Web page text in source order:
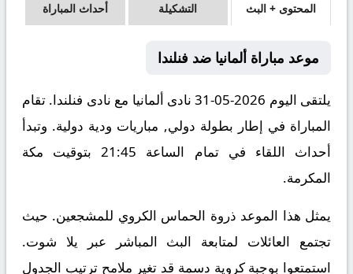
المحتوى + البث التشكيلة أحداث المباراة
موعد مباراة ألمانيا ضد فنلندا
يلتقى اليوم 2026-05-31 نادى ألمانيا مع نادى فنلندا. تقام
المباراة في إطار بطولة دولي, مباريات ودية دولية. وتبدأ
أحداث اللقاء في تمام الساعة 21:45 بتوقيت مكة
المكرمة.
يمثل هذا الموعد ذروة الحماس الكروي للمشجعين. حيث
تجتمع العائلات لمتابعة البث المباشر عبر يلا شوت.
استمتعوا بوجبة كروية دسمة قد تغير ملامح ترتيب الجدول